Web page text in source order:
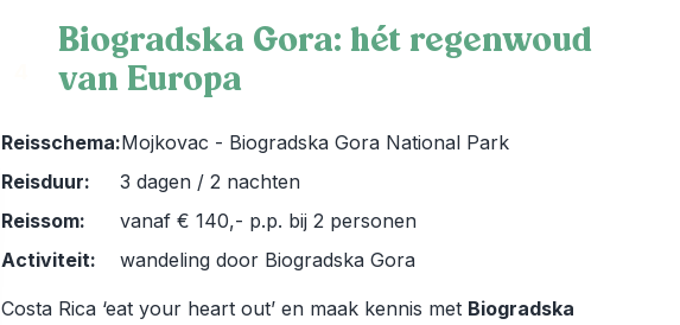
Biogradska Gora: hét regenwoud
van Europa
Reisschema:Mojkovac - Biogradska Gora National Park
Reisduur:
3 dagen / 2 nachten
Reissom:
vanaf € 140,- p.p. bij 2 personen
Activiteit:
wandeling door Biogradska Gora
Costa Rica ‘eat your heart out’ en maak kennis met Biogradska